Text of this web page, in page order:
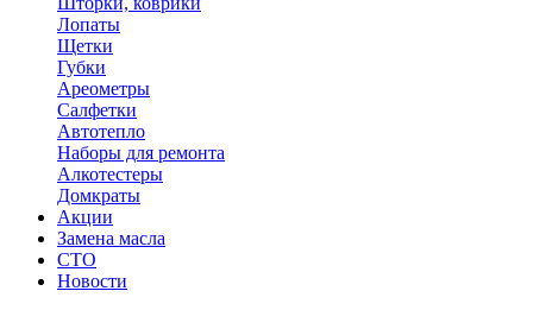
Лопаты
Щетки
Губки
Ареометры
Салфетки
Автотепло
Наборы для ремонта
Алкотестеры
Домкраты
Акции
Замена масла
СТО
Новости